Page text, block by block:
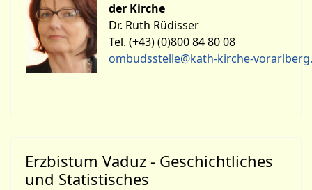
der Kirche
Dr. Ruth Rüdisser
Tel. (+43) (0)800 84 80 08
ombudsstelle@kath-kirche-
Erzbistum Vaduz - Geschichtliches
und Statistisches